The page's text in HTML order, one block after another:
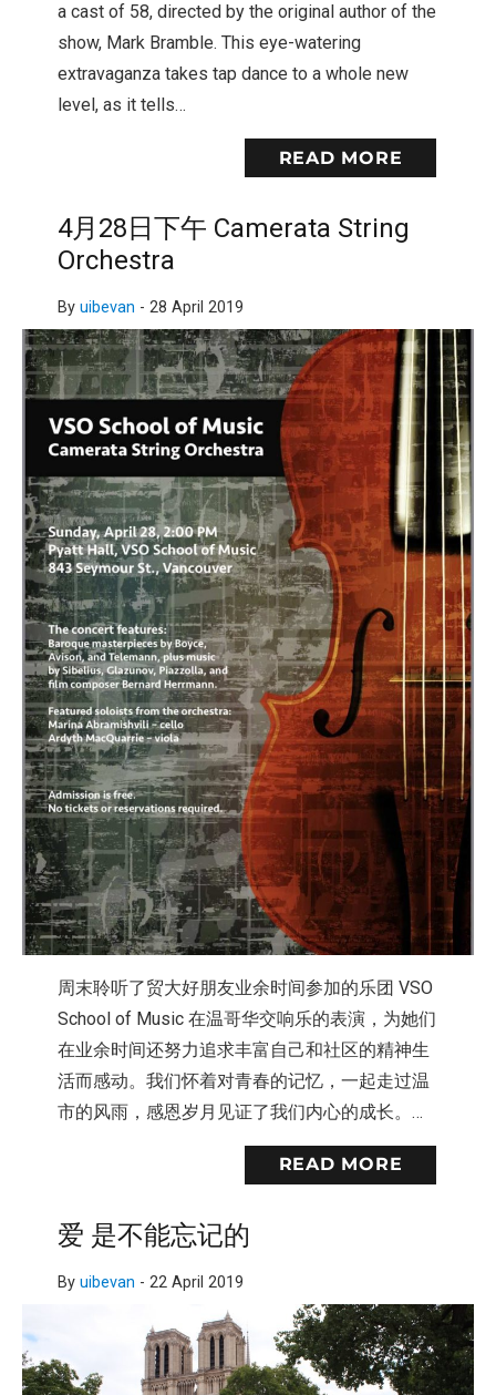
a cast of 58, directed by the original author of the
show, Mark Bramble. This eye-watering
extravaganza takes tap dance to a whole new
level, as it tells…
READ MORE
4月28日下午 Camerata String
Orchestra
By uibevan - 28 April 2019
周末聆听了贸大好朋友业余时间参加的乐团 VSO
School of Music 在温哥华交响乐的表演，为她们
在业余时间还努力追求丰富自己和社区的精神生
活而感动。我们怀着对青春的记忆，一起走过温
市的风雨，感恩岁月见证了我们内心的成长。…
READ MORE
爱 是不能忘记的
By uibevan - 22 April 2019